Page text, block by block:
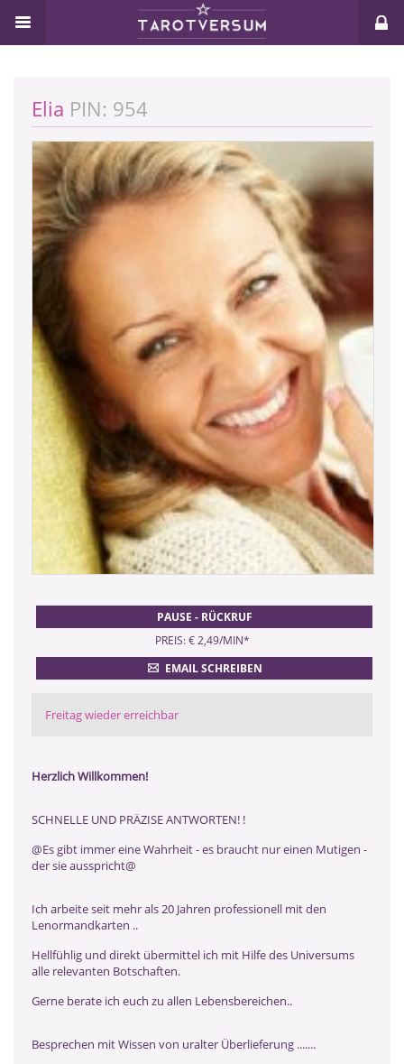
Elia PIN: 954
PAUSE - RÜCKRUF
PREIS: € 2,49/MIN*
EMAIL SCHREIBEN
Freitag wieder erreichbar
Herzlich Willkommen!
SCHNELLE UND PRÄZISE ANTWORTEN! !
@Es gibt immer eine Wahrheit - es braucht nur einen Mutigen -
der sie ausspricht@
Ich arbeite seit mehr als 20 Jahren professionell mit den
Lenormandkarten ..
Hellfühlig und direkt übermittel ich mit Hilfe des Universums
alle relevanten Botschaften.
Gerne berate ich euch zu allen Lebensbereichen..
Besprechen mit Wissen von uralter Überlieferung .......